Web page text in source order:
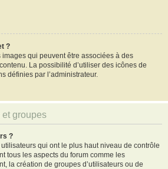
?
images qui peuvent être associées à des
La possibilité d’utiliser des icônes de
définies par l’administrateur.
et groupes
?
qui ont le plus haut niveau de contrôle
tous les aspects du forum comme les
la création de groupes d’utilisateurs ou de